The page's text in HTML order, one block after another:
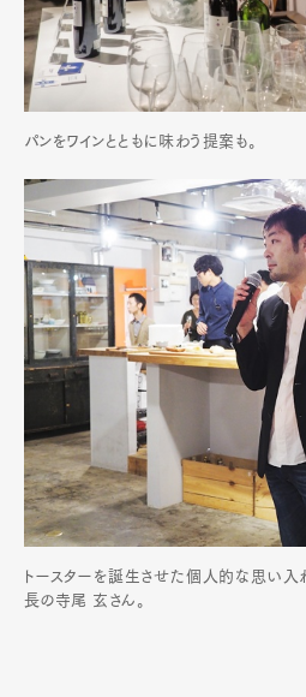
パンをワインとともに味わう提案も。
トースターを誕生させた個人的な思い入
長の寺尾 玄さん。